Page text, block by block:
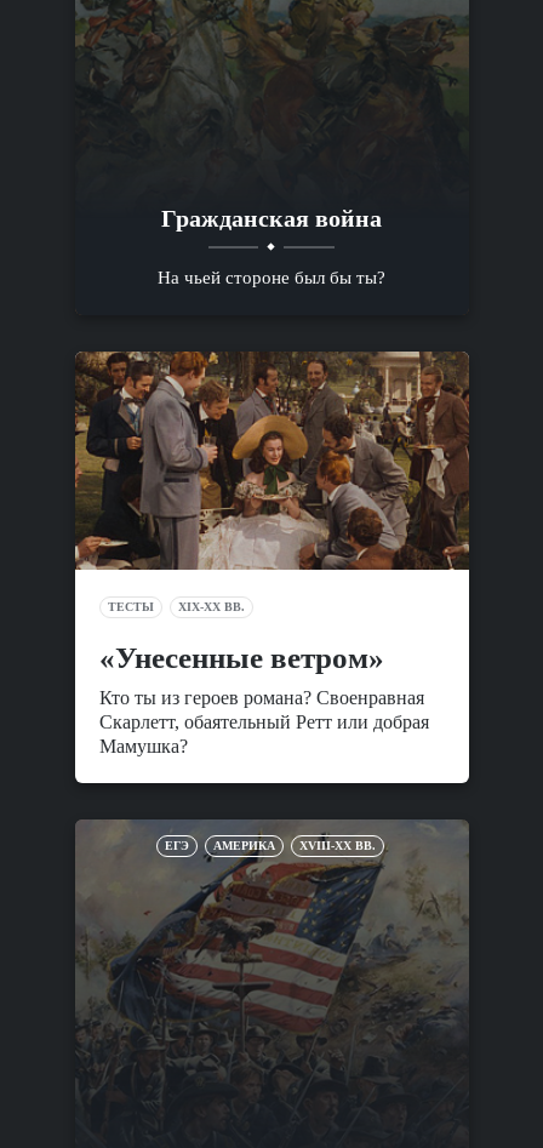
Гражданская война
На чьей стороне был бы ты?
ТЕСТЫ XIX-XX ВВ.
«Унесенные ветром»
Кто ты из героев романа? Своенравная
Скарлетт, обаятельный Ретт или добрая
Мамушка?
ЕГЭ АМЕРИКА XVIII-XX ВВ.